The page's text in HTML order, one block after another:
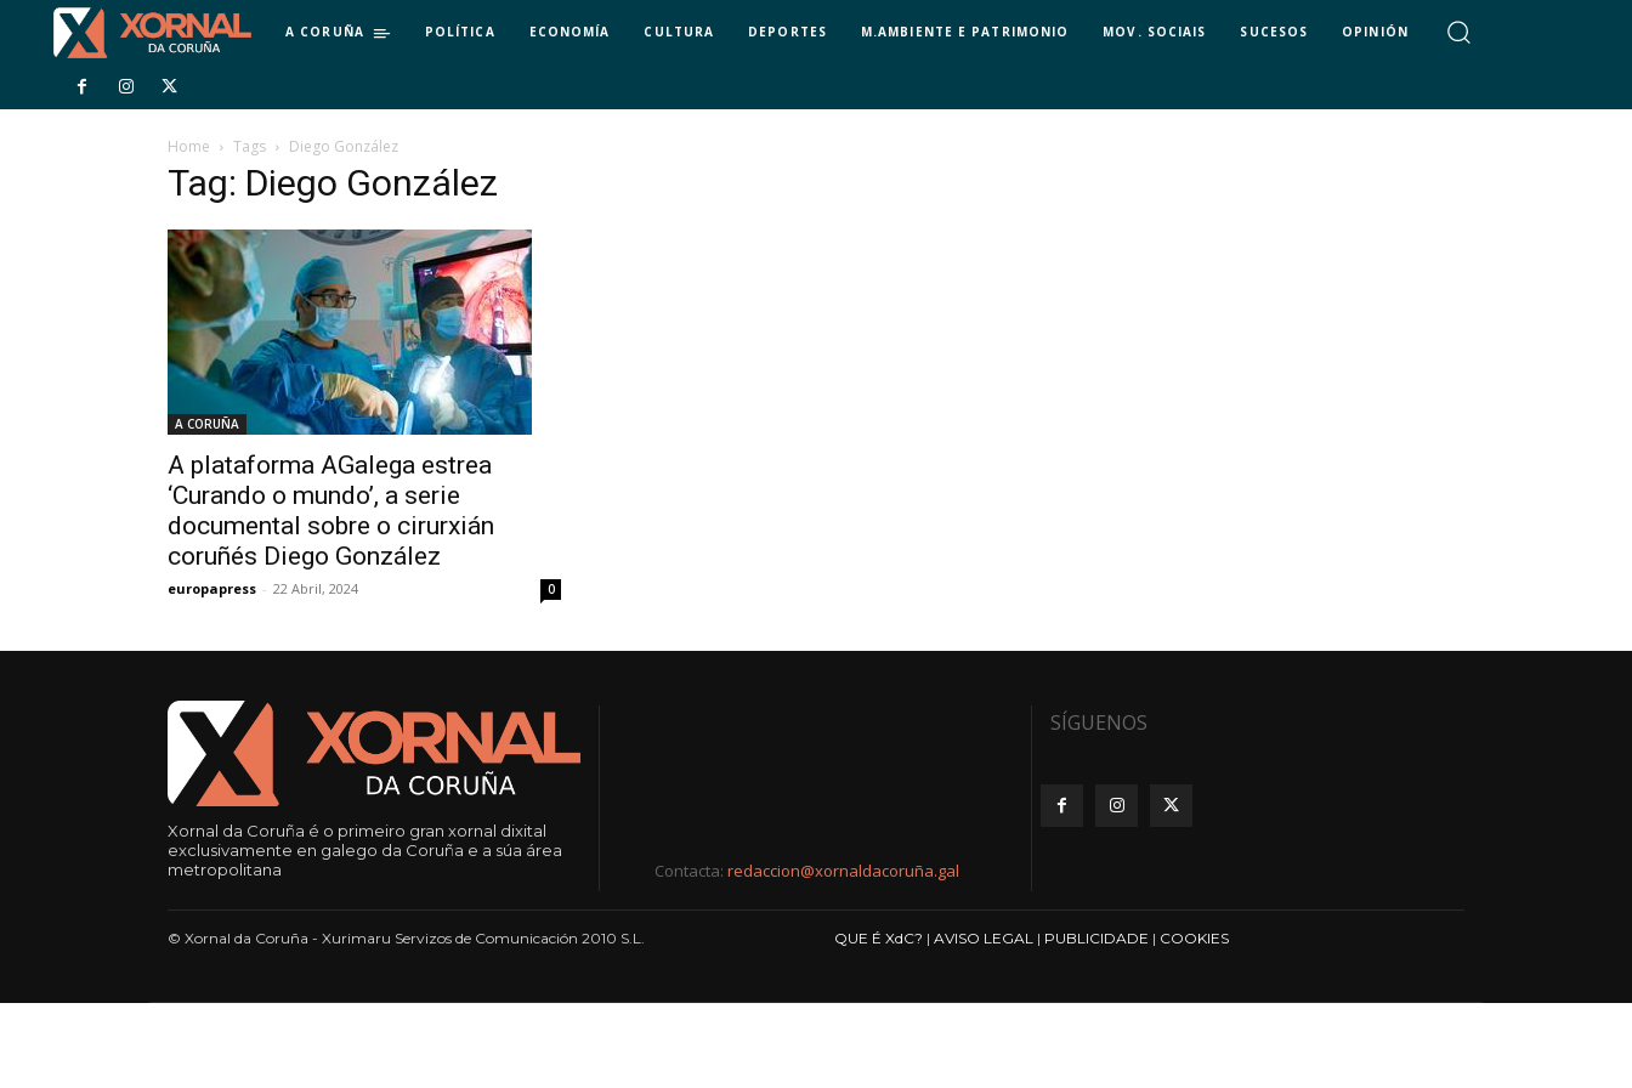
A CORUÑA POLÍTICA ECONOMÍA CULTURA DEPORTES M.AMBIENTE E PATRIMONIO MOV. SOCIAIS SUCESOS OPINIÓN
Home Tags Diego González
Tag: Diego González
A CORUÑA
A plataforma AGalega estrea
‘Curando o mundo’, a serie
documental sobre o cirurxián
coruñés Diego González
europapress - 22 Abril, 2024 0
Xornal da Coruña é o primeiro gran xornal dixital
exclusivamente en galego da Coruña e a súa área
metropolitana
Contacta: redaccion@xornaldacoruña.gal
SÍGUENOS
© Xornal da Coruña - Xurimaru Servizos de Comunicación 2010 S.L. QUE É XdC? | AVISO LEGAL | PUBLICIDADE | COOKIES